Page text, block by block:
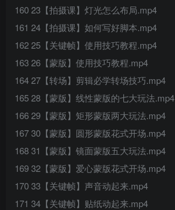
160 23【拍摄课】灯光怎么布局.mp4
161 24【拍摄课】如何写好脚本.mp4
162 25【关键帧】使用技巧教程.mp4
163 26【蒙版】使用技巧教程.mp4
164 27【转场】剪辑必学转场技巧.mp4
165 28【蒙版】线性蒙版的七大玩法.mp4
166 29【蒙版】矩形蒙版两大玩法.mp4
167 30【蒙版】圆形蒙版花式开场.mp4
168 31【蒙版】镜面蒙版五大玩法.mp4
169 32【蒙版】爱心蒙版花式开场.mp4
170 33【关键帧】声音动起来.mp4
171 34【关键帧】贴纸动起来.mp4